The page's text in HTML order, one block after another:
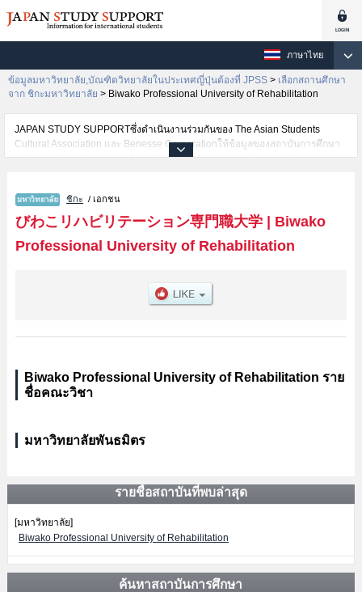
ภาษาไทย
ข้อมูลมหาวิทยาลัย,บัณฑิตวิทยาลัยในประเทศญี่ปุ่นต้องที่ JPSS > เลือกสถานศึกษา
จาก ชิกะมหาวิทยาลัย > Biwako Professional University of Rehabilitation
JAPAN STUDY SUPPORTซึ่งดำเนินงานร่วมกันของ The Asian Students
Cultural Association และ Benesse Corporationให้ข้อมูลของสถาบันการศึกษา
ระดับมหาวิทยาลัย・บัณฑิตวิทยาลัย・วิทยาลัยระดับอนุปริญญา・วิทยาลัย
Rehabilitation,ข้อมูลจำเป็นสำหรับนักศึกษาต่างชาติเช่นข้อมูลของแต่ละ
คณะ,ข้อมูลการสอบคัดเลือกเข้าศึกษาเช่นจำนวนคนที่รับสมัครหรือจำนวนคนที่
ผ่านการสอบคัดเลือกเป็นต้น,แนะนำสถานที่,การเดินทางเป็นต้นไว้ด้วยดังนั้นขอ
เชิญใช้บริการค้นหาข้อมูลตามอัธยาศัย
ชิกะ / เอกชน
びわこリハビリテーション専門職大学| Biwako
Professional University of Rehabilitation
Biwako Professional University of Rehabilitation ราย
ชื่อคณะวิชา
มหาวิทยาลัยพันธมิตร
รายชื่อสถาบันที่พบล่าสุด
[มหาวิทยาลัย]
Biwako Professional University of Rehabilitation
ค้นหาสถาบันการศึกษา